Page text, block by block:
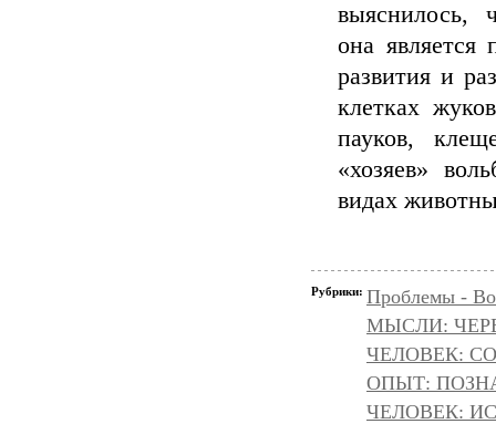
выяснилось,
она является
развития и
клетках
пауков,
«хозяев»
видах
Рубрики: Проблемы -
МЫСЛИ:
ЧЕЛОВЕК:
ОПЫТ:
ЧЕЛОВЕК: